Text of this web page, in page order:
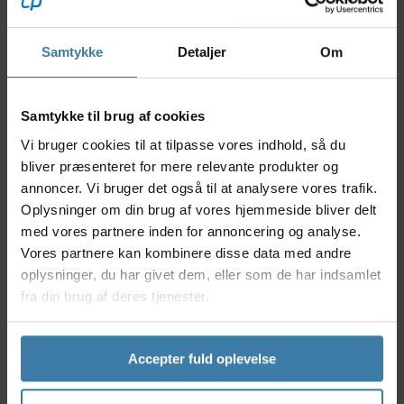
Samtykke Detaljer Om
Samtykke til brug af cookies
Vi bruger cookies til at tilpasse vores indhold, så du
bliver præsenteret for mere relevante produkter og
annoncer. Vi bruger det også til at analysere vores trafik.
Oplysninger om din brug af vores hjemmeside bliver delt
med vores partnere inden for annoncering og analyse.
Vores partnere kan kombinere disse data med andre
oplysninger, du har givet dem, eller som de har indsamlet
fra din brug af deres tjenester.
Accepter fuld oplevelse
Beskrivelse Specifikationer
Denne stærke Abus Tresor kædelås med kode er
kraftigt stofovertræk. Låsen er beregnet som
supplement til din fastmonterede
forsikringsgodkendte lås. Det slidstærke overtræk på
en 1385 Tresor kædelås gør, at cyklen ikke ridses af
låsen.
Anvendelse
Abus 1385 Tresor kædelås er beregnet som
supplement til din fastmonterede
forsikringsgodkendte lås. Låsen kan både bruges til
f.eks. gelændere og lygtepæle eller fastlåse forhjulet
til stellet. Når låsen ikke er i brug kan den nemt